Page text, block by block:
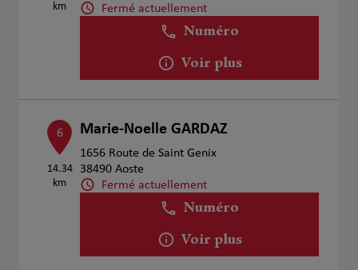
km
Fermé actuellement
Numéro
Voir plus
6
14.34
km
Marie-Noelle GARDAZ
1656 Route de Saint Genix
38490 Aoste
Fermé actuellement
Numéro
Voir plus